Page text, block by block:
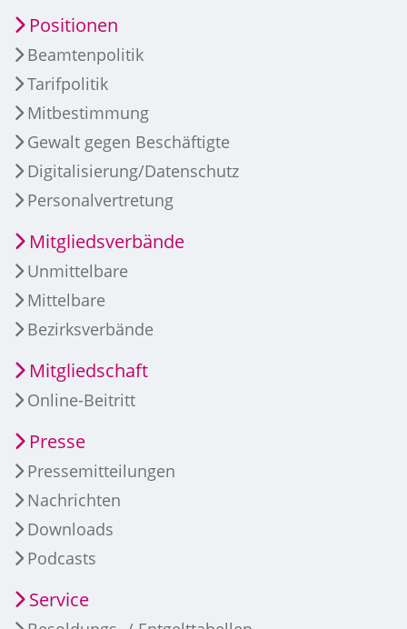
Positionen
Beamtenpolitik
Tarifpolitik
Mitbestimmung
Gewalt gegen Beschäftigte
Digitalisierung/Datenschutz
Personalvertretung
Mitgliedsverbände
Unmittelbare
Mittelbare
Bezirksverbände
Mitgliedschaft
Online-Beitritt
Presse
Pressemitteilungen
Nachrichten
Downloads
Podcasts
Service